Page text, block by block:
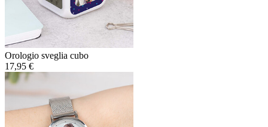
Orologio sveglia cubo
17,95 €